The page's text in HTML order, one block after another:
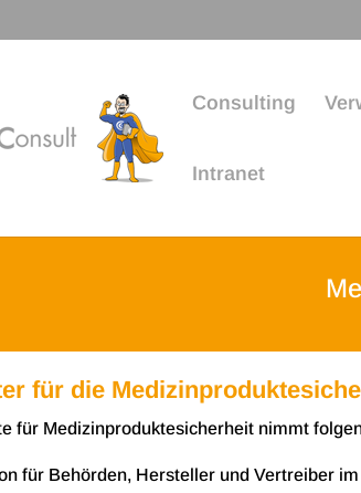
Consulting
Intranet
für die
für Medi­zin­pro­duk­te­si­cher­heit nimmt
für Behör­den, Her­stel­ler und Ver­trei­ber